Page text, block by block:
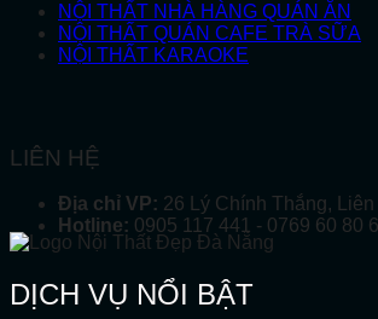
NỘI THẤT NHÀ HÀNG QUÁN ĂN
NỘI THẤT QUÁN CAFE TRÀ SỮA
NỘI THẤT KARAOKE
LIÊN HỆ
Địa chỉ VP: 26 Lý Chính Thắng,
Hotline: 0905 117 441 - 0769 60 80
DỊCH VỤ NỔI BẬT